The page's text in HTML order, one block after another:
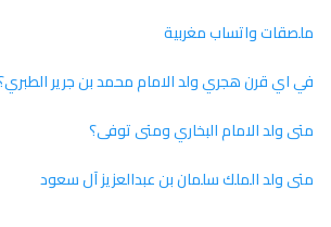
ملصقات واتساب مغربية
في اي قرن هجري ولد الامام محمد بن جرير
متى ولد الامام البخاري ومتى توفى؟
متى ولد الملك سلمان بن عبدالعزيز آل سعود